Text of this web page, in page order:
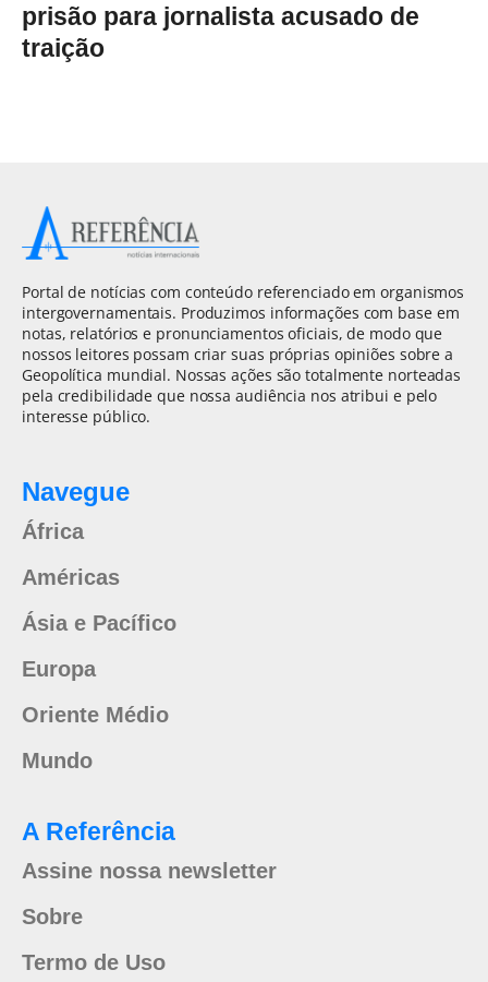
prisão para jornalista acusado de
traição
Portal de notícias com conteúdo referenciado em organismos
intergovernamentais. Produzimos informações com base em
notas, relatórios e pronunciamentos oficiais, de modo que
nossos leitores possam criar suas próprias opiniões sobre a
Geopolítica mundial. Nossas ações são totalmente norteadas
pela credibilidade que nossa audiência nos atribui e pelo
interesse público.
Navegue
África
Américas
Ásia e Pacífico
Europa
Oriente Médio
Mundo
A Referência
Assine nossa newsletter
Sobre
Termo de Uso